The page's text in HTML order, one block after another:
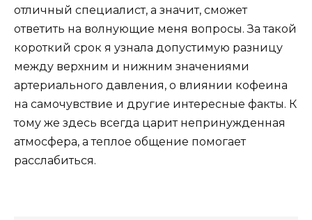
отличный специалист, а значит, сможет
ответить на волнующие меня вопросы. За такой
короткий срок я узнала допустимую разницу
между верхним и нижним значениями
артериального давления, о влиянии кофеина
на самочувствие и другие интересные факты. К
тому же здесь всегда царит непринужденная
атмосфера, а теплое общение помогает
расслабиться.